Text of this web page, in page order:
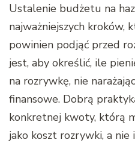
Ustalenie budżetu na
najważniejszych kroków,
powinien podjąć przed
jest, aby określić, ile
na rozrywkę, nie
finansowe. Dobrą
konkretnej kwoty, którą
jako koszt rozrywki, a nie